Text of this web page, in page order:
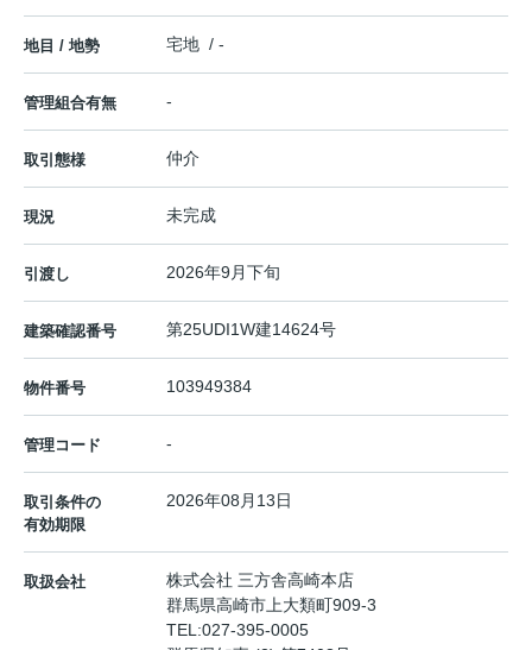
地目 / 地勢 宅地 / -
管理組合有無 -
取引態様 仲介
現況 未完成
引渡し 2026年9月下旬
建築確認番号 第25UDI1W建14624号
物件番号 103949384
管理コード -
取引条件の
有効期限
2026年08月13日
取扱会社
株式会社 三方舎高崎本店
群馬県高崎市上大類町909-3
TEL:027-395-0005